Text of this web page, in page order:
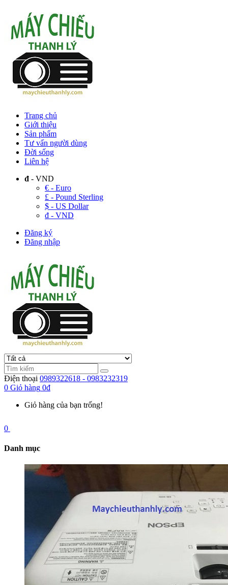
Trang chủ
Giới thiệu
Sản phẩm
Tư vấn người dùng
Đời sống
Liên hệ
đ - VND
€ - Euro
£ - Pound Sterling
$ - US Dollar
đ - VND
Đăng ký
Đăng nhập
Điện thoại 0989322618 - 0983232319
0 Giỏ hàng 0đ
Giỏ hàng của bạn trống!
0
Danh mục